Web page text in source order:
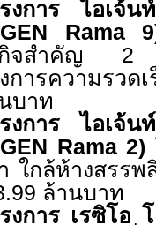
งการ ไอเจ้
Rama
จสำคัญ 2 ยู
การความรวด
บาท
งการ ไอเจ้
Rama2)
ใกล้ห้างสรร
ล้านบาท
งการ เรซิโอ